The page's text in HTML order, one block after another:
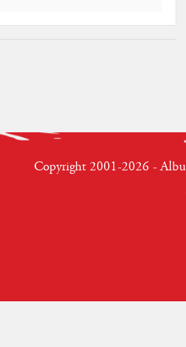
Copyright 2001-2026 -